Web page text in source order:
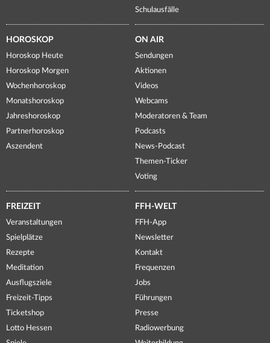
Schulausfälle
HOROSKOP
Horoskop Heute
Horoskop Morgen
Wochenhoroskop
Monatshoroskop
Jahreshoroskop
Partnerhoroskop
Aszendent
ON AIR
Sendungen
Aktionen
Videos
Webcams
Moderatoren & Team
Podcasts
News-Podcast
Themen-Ticker
Voting
FREIZEIT
Veranstaltungen
Spielplätze
Rezepte
Meditation
Ausflugsziele
Freizeit-Tipps
Ticketshop
Lotto Hessen
FFH-WELT
FFH-App
Newsletter
Kontakt
Frequenzen
Jobs
Führungen
Presse
Radiowerbung